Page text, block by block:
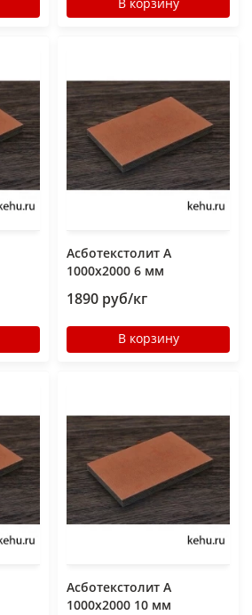
В корзину
Асботекстолит А
1000х2000 6 мм
1890 руб/кг
В корзину
Асботекстолит А
1000х2000 10 мм